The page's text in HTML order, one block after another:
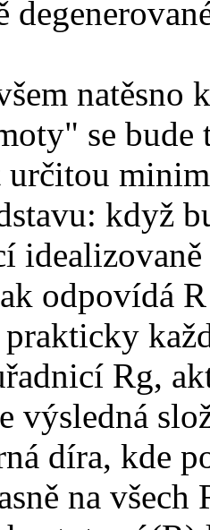
natěsno
se bude
určitou
když
odpovídá
Rg,
výsledná
díra, kde
na všech